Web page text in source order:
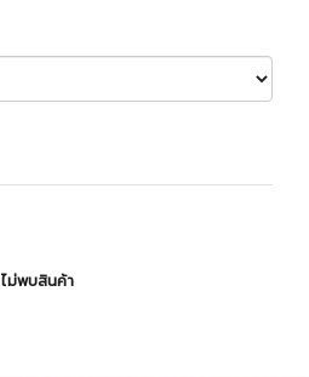
ไม่พบสินค้า